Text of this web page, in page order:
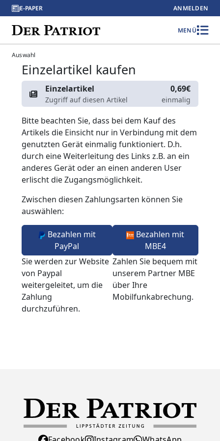
E-PAPER ANMELDEN
MENÜ
Auswahl
Einzelartikel kaufen
Einzelartikel
Zugriff auf diesen Artikel
0,69€
einmalig
Bitte beachten Sie, dass bei dem Kauf des
Artikels die Einsicht nur in Verbindung mit dem
genutzten Gerät einmalig funktioniert. D.h.
durch eine Weiterleitung des Links z.B. an ein
anderes Gerät oder an einen anderen User
erlischt die Zugangsmöglichkeit.
Zwischen diesen Zahlungsarten können Sie
auswählen:
Bezahlen mit
PayPal
Sie werden zur Website
von Paypal
weitergeleitet, um die
Zahlung
durchzuführen.
Bezahlen mit
MBE4
Zahlen Sie bequem mit
unserem Partner MBE
über Ihre
Mobilfunkabrechung.